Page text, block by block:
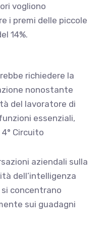
vogliono
i premi delle piccole
14%.
richiedere la
nonostante
del lavoratore di
essenziali,
Circuito
aziendali sulla
dell’intelligenza
concentrano
sui guadagni